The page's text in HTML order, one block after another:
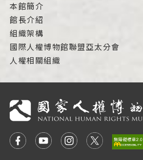
本館簡介
館長介紹
組織架構
國際人權博物館聯盟亞太分會
人權相關組織